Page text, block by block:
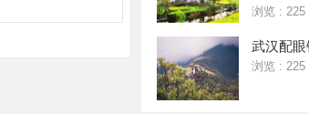
浏览 : 225
武汉配
浏览 : 225